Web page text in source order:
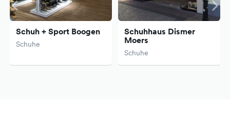
Schuh + Sport Boogen
Schuhe
Schuhhaus Dismer
Moers
Schuhe